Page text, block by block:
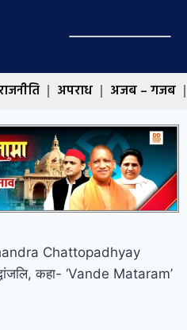
अपराध अजब – गजब
Chattopadhyay
कहा- ‘Vande Mataram’